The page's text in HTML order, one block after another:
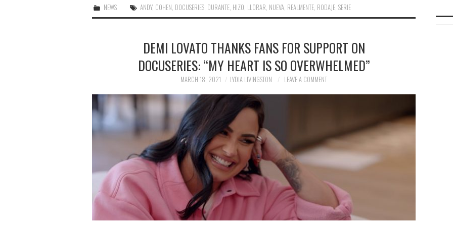
NEWS ANDY, COHEN, DOCUSERIES, DURANTE, HIZO, LLORAR, NUEVA, REALMENTE, RODAJE,SERIE
DEMI LOVATO THANKS FANS FOR SUPPORT ON
DOCUSERIES: “MY HEART IS SO OVERWHELMED”
MARCH 18, 2021 LYDIA LIVINGSTON LEAVE A COMMENT